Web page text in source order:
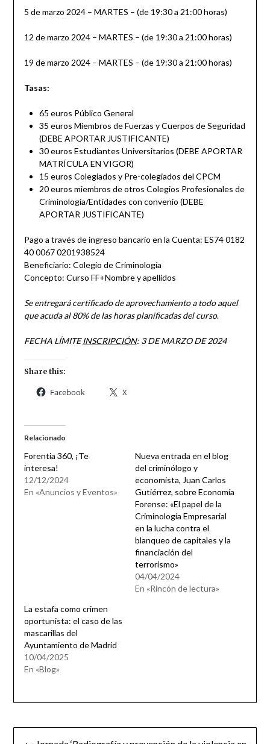
5 de marzo 2024 – MARTES – (de 19:30 a 21:00 horas)
12 de marzo 2024 – MARTES – (de 19:30 a 21:00 horas)
19 de marzo 2024 – MARTES – (de 19:30 a 21:00 horas)
Tasas:
65 euros Público General
35 euros Miembros de Fuerzas y Cuerpos de Seguridad
(DEBE APORTAR JUSTIFICANTE)
30 euros Estudiantes Universitarios (DEBE APORTAR
MATRÍCULA EN VIGOR)
15 euros Colegiados y Pre-colegiados del CPCM
20 euros miembros de otros Colegios Profesionales de
Criminología/Entidades con convenio (DEBE
APORTAR JUSTIFICANTE)
Pago a través de ingreso bancario en la Cuenta: ES74 0182
40 0067 0201938524
Beneficiario: Colegio de Criminología
Concepto: Curso FF+Nombre y apellidos
Se entregará certificado de aprovechamiento a todo aquel
que acuda al 80% de las horas planificadas del curso.
FECHA LÍMITEINSCRIPCIÓN: 3 DE MARZO DE 2024
Share this:
Facebook X
Relacionado
Forentia 360, ¡Te
interesa!
12/12/2024
En «Anuncios y Eventos»
Nueva entrada en el blog
del criminólogo y
economista, Juan Carlos
Gutiérrez, sobre Economía
Forense: «El papel de la
Criminología Empresarial
en la lucha contra el
blanqueo de capitales y la
financiación del
terrorismo»
04/04/2024
En «Rincón de lectura»
La estafa como crimen
oportunista: el caso de las
mascarillas del
Ayuntamiento de Madrid
10/04/2025
En «Blog»
Navegación